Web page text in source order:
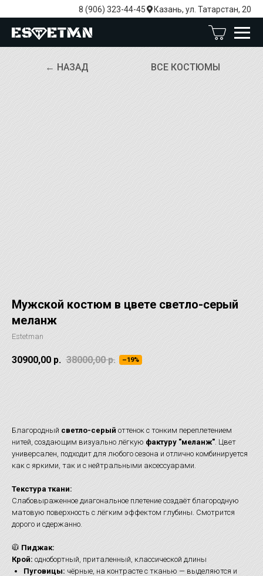
8 (906) 323-44-45 Казань, ул. Татарстан, 20
ВСЕ КОСТЮМЫ
← НАЗАД
Мужской костюм в цвете светло-серый
меланж
Estetman
30900,00 р. 38000,00 р. –19%
ОТЛОЖИТЬ НА ПРИМЕРКУ
Благородный светло-серыйоттенок с тонким переплетением
нитей, создающим визуально лёгкую фактуру "меланж". Цвет
универсален, подходит для любого сезона и отлично комбинируется
как с яркими, так и с нейтральными аксессуарами.
Текстура ткани:
Слабовыраженное диагональное плетение создаёт благородную
матовую поверхность с лёгким эффектом глубины. Смотрится
дорого и сдержанно.
🧥 Пиджак:
Крой: однобортный, приталенный, классической длины
Пуговицы: чёрные, на контрасте с тканью — выделяются и